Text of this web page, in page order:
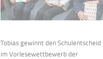
Tobias gewinnt den Schulentscheid
im Vorlesewettbewerb der